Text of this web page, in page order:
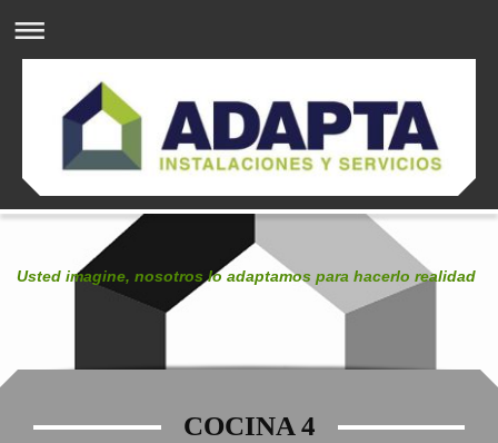
Usted imagine, nosotros lo adaptamos para hacerlo realidad
COCINA 4